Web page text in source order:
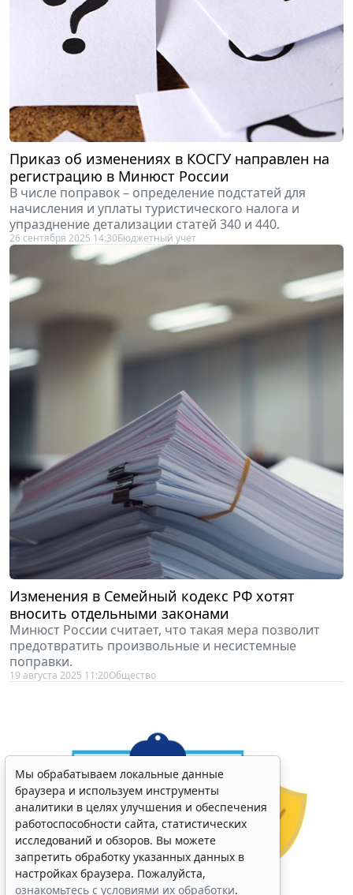
Приказ об изменениях в КОСГУ направлен на
регистрацию в Минюст России
В числе поправок – определение подстатей для
начисления и уплаты туристического налога и
упразднение детализации статей 340 и 440.
26 сентября 2025 14:30Бюджетный учет
Изменения в Семейный кодекс РФ хотят
вносить отдельными законами
Минюст России считает, что такая мера позволит
предотвратить произвольные и несистемные
поправки.
19 августа 2025 11:20
аналитики в целях улучшения и обеспечения
работоспособности сайта, статистических
исследований и обзоров. Вы можете
запретить обработку указанных данных в
настройках браузера. Пожалуйста,
ознакомьтесь с условиями их обработки.
Принять